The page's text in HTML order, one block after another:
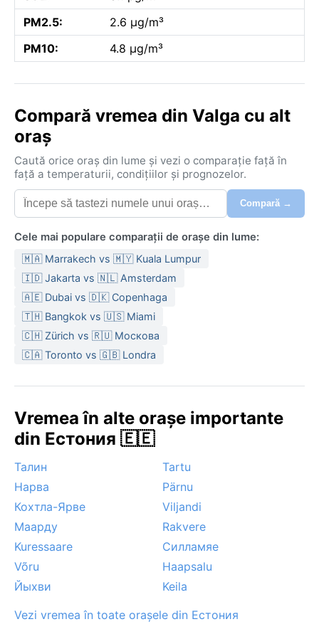
PM2.5:
2.6 µg/m³
PM10:
4.8 µg/m³
Compară vremea din Valga cu alt
oraș
Caută orice oraș din lume și vezi o comparație față în
față a temperaturii, condițiilor și prognozelor.
Compară →
Cele mai populare comparații de orașe din lume:
🇲🇦 Marrakech vs 🇲🇾 Kuala Lumpur
🇮🇩 Jakarta vs 🇳🇱 Amsterdam
🇦🇪 Dubai vs 🇩🇰 Copenhaga
🇹🇭 Bangkok vs 🇺🇸 Miami
🇨🇭 Zürich vs 🇷🇺 Москова
🇨🇦 Toronto vs 🇬🇧 Londra
Vremea în alte orașe importante
din Естония 🇪🇪
Талин
Tartu
Нарва
Pärnu
Кохтла-Ярве
Viljandi
Маарду
Rakvere
Kuressaare
Силламяе
Võru
Haapsalu
Йыхви
Keila
Vezi vremea în toate orașele din Естония